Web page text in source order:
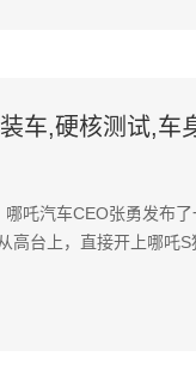
车,硬核测试,车
吒汽车CEO张勇发布
高台上，直接开上哪吒